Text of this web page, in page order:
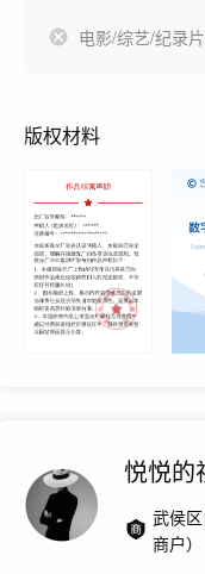
电影/综艺/纪录
版权材料
悦悦的
武侯
商户）